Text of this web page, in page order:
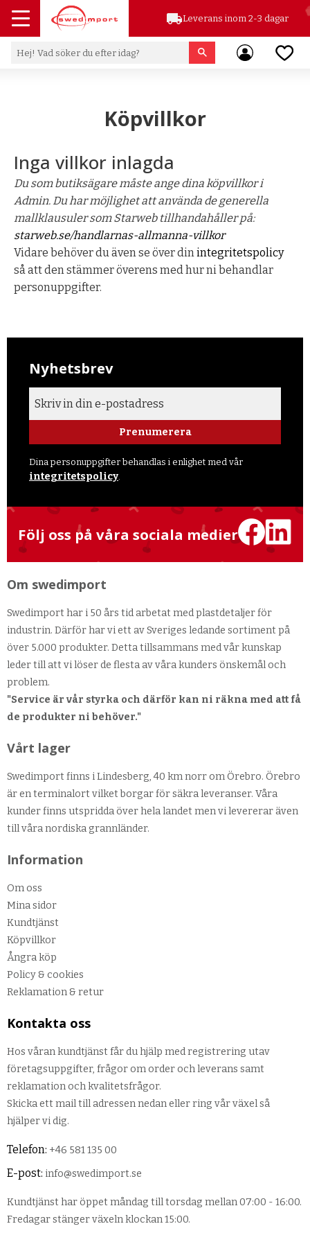
Meny
local_shippingLeverans inom 2-3 dagar
Köpvillkor
Inga villkor inlagda
Du som butiksägare måste ange dina köpvillkor i
Admin. Du har möjlighet att använda de generella
mallklausuler som Starweb tillhandahåller på:
starweb.se/handlarnas-allmanna-villkor
Vidare behöver du även se över din integritetspolicy
så att den stämmer överens med hur ni behandlar
personuppgifter.
Nyhetsbrev
Prenumerera
Dina personuppgifter behandlas i enlighet med vår
integritetspolicy
Följ oss på våra sociala medier
Om swedimport
Swedimport har i 50 års tid arbetat med plastdetaljer för
industrin. Därför har vi ett av Sveriges ledande sortiment på
över 5.000 produkter. Detta tillsammans med vår kunskap
leder till att vi löser de flesta av våra kunders önskemål och
problem.
"Service är vår styrka och därför kan ni räkna med att få
de produkter ni behöver."
Vårt lager
Swedimport finns i Lindesberg, 40 km norr om Örebro. Örebro
är en terminalort vilket borgar för säkra leveranser. Våra
kunder finns utspridda över hela landet men vi levererar även
till våra nordiska grannländer.
Information
Om oss
Mina sidor
Kundtjänst
Köpvillkor
Ångra köp
Policy & cookies
Reklamation & retur
Kontakta oss
Hos våran kundtjänst får du hjälp med registrering utav
företagsuppgifter, frågor om order och leverans samt
reklamation och kvalitetsfrågor.
Skicka ett mail till adressen nedan eller ring vår växel så
hjälper vi dig.
Telefon: +46 581 135 00
E-post: info@swedimport.se
Kundtjänst har öppet måndag till torsdag mellan 07:00 - 16:00.
Fredagar stänger växeln klockan 15:00.